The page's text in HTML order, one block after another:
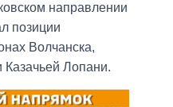
направлении
позиции
Волчанска,
Казачьей Лопани.